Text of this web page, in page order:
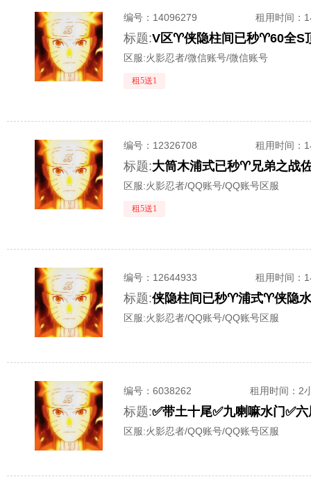
编号： 14096279 租用时间 ：
标题:
区服:火影忍者/微信账号/微信账号
租5送1
编号： 12326708 租用时间 ：
标题:大筒木浦式已秒♈兄弟之战
区服:火影忍者/QQ账号/QQ账号区服
租5送1
编号： 12644933 租用时间 ：
标题:
区服:火影忍者/QQ账号/QQ账号区服
编号：6038262 租用时间 ：2
标题:
区服:火影忍者/QQ账号/QQ账号区服